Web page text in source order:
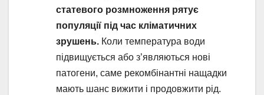
статевого розмноження рятує
популяції під час кліматичних
зрушень. Коли температура води
підвищується або з’являються нові
патогени, саме рекомбінантні нащадки
мають шанс вижити і продовжити рід.